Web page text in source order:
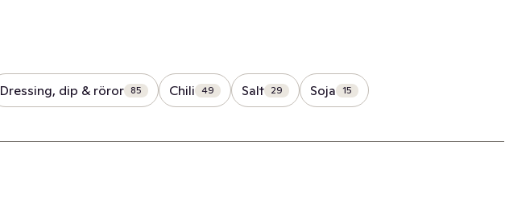
Dressing, dip & röror 85 Chili 49 Salt 29 Soja 15